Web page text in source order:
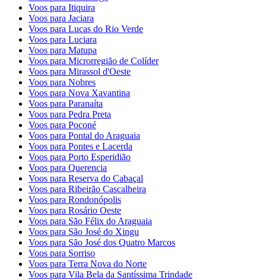
Voos para Itiquira
Voos para Jaciara
Voos para Lucas do Rio Verde
Voos para Luciara
Voos para Matupa
Voos para Microrregião de Colíder
Voos para Mirassol d'Oeste
Voos para Nobres
Voos para Nova Xavantina
Voos para Paranaíta
Voos para Pedra Preta
Voos para Poconé
Voos para Pontal do Araguaia
Voos para Pontes e Lacerda
Voos para Porto Esperidião
Voos para Querencia
Voos para Reserva do Cabaçal
Voos para Ribeirão Cascalheira
Voos para Rondonópolis
Voos para Rosário Oeste
Voos para São Félix do Araguaia
Voos para São José do Xingu
Voos para São José dos Quatro Marcos
Voos para Sorriso
Voos para Terra Nova do Norte
Voos para Vila Bela da Santíssima Trindade